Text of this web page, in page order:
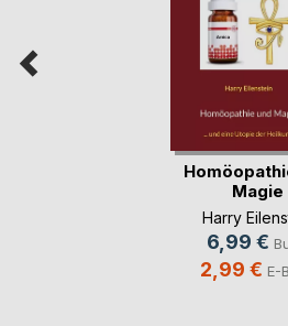
Magie
Harry
6,99 €
2,99 € E-